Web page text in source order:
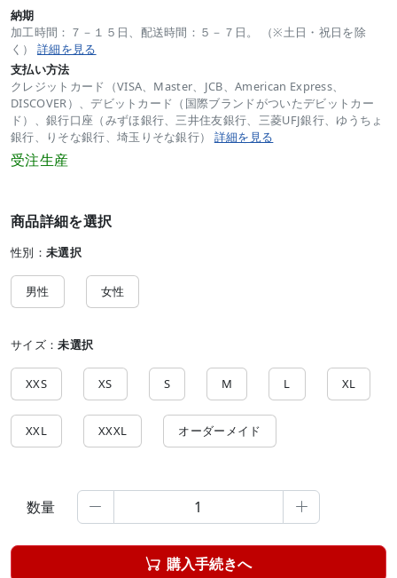
納期
加工時間：７－１５日、配送時間：５－７日。 （※土日・祝日を除
く） 詳細を見る
支払い方法
クレジットカード（VISA、Master、JCB、American Express、
DISCOVER）、デビットカード（国際ブランドがついたデビットカー
ド）、銀行口座（みずほ銀行、三井住友銀行、三菱UFJ銀行、ゆうちょ
銀行、りそな銀行、埼玉りそな銀行） 詳細を見る
受注生産
商品詳細を選択
性別： 未選択
男性 女性
サイズ：未選択
XXS XS S M L XL
XXL XXXL オーダーメイド
数量  
 購入手続きへ